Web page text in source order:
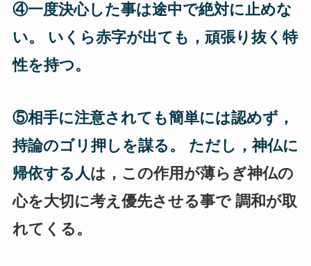
④一度決心した事は途中で絶対に止めな
い。 いくら赤字が出ても，頑張り抜く特
性を持つ。
⑤相手に注意されても簡単には認めず，
持論のゴリ押しを謀る。 ただし，神仏に
帰依する人は，この作用が薄らぎ神仏の
心を大切に考え優先させる事で 調和が取
れてくる。